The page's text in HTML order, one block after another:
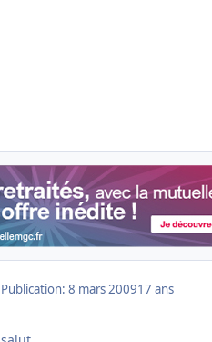
Publication: 8 mars 200917 ans